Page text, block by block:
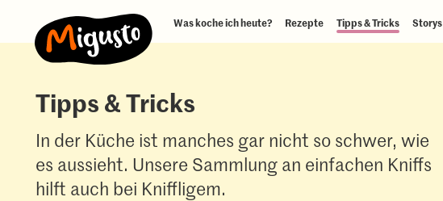
Was koche ich heute? Rezepte Tipps & Tricks Storys
Tipps & Tricks
In der Küche ist manches gar nicht so schwer, wie
es aussieht. Unsere Sammlung an einfachen Kniffs
hilft auch bei Kniffligem.